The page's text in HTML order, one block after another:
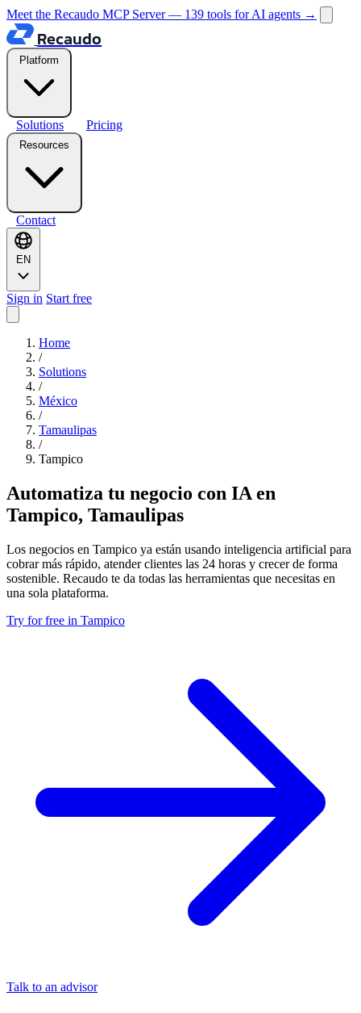
Meet the Recaudo MCP Server — 139 tools for AI agents →
Recaudo
Platform
Solutions Pricing
Resources
Contact
EN
Sign in Start free
Home
/
Solutions
/
México
/
Tamaulipas
/
Tampico
Automatiza tu negocio con IA en
Tampico, Tamaulipas
Los negocios en Tampico ya están usando inteligencia artificial para
cobrar más rápido, atender clientes las 24 horas y crecer de forma
sostenible. Recaudo te da todas las herramientas que necesitas en
una sola plataforma.
Try for free in Tampico
Talk to an advisor